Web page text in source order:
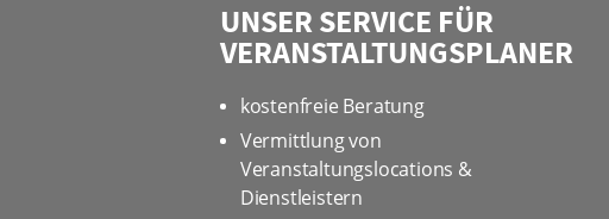
UNSER SERVICE FÜR
VERANSTALTUNGSPLANER
kostenfreie Beratung
Vermittlung von
Veranstaltungslocations &
Dienstleistern